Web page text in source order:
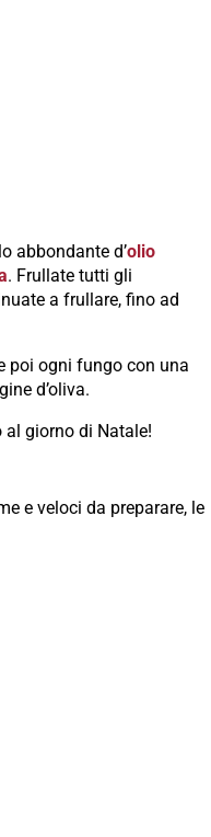
abbondante d’olio
. Frullate tutti gli
a frullare, fino ad
poi ogni fungo con una
d’oliva.
giorno di Natale!
e veloci da preparare, le